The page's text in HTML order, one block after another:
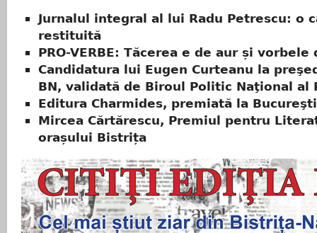
Jurnalul integral al lui Radu Petrescu: o
restituită
PRO-VERBE: Tăcerea e de aur și
Candidatura lui Eugen Curteanu la
BN, validată de Biroul Politic Naţional al
Editura Charmides, premiată la Bucureşti
Mircea Cărtărescu, Premiul pentru
orașului Bistrița